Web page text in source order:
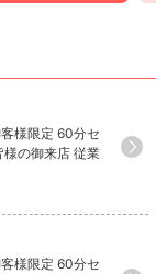
様限定 60分セ
の御来店 従業
様限定 60分セ